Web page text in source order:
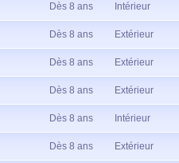
Dès 8 ans Intérieur
Dès 8 ans Extérieur
Dès 8 ans Extérieur
Dès 8 ans Extérieur
Dès 8 ans Intérieur
Dès 8 ans Extérieur